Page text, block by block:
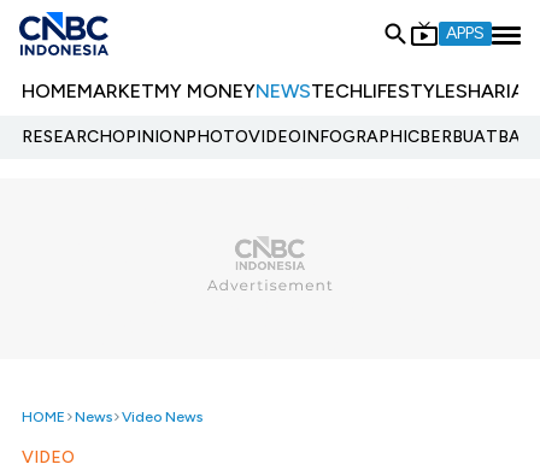
APPS
HOMEMARKETMY MONEYNEWSTECHLIFESTYLESHARIA
RESEARCHOPINIONPHOTOVIDEOINFOGRAPHIC
HOME News Video News
VIDEO